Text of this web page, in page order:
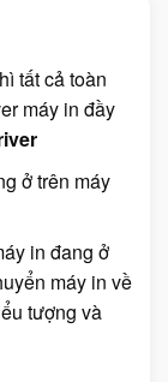
tất cả toàn
máy in đầy
ở trên máy
in đang ở
máy in về
tượng và